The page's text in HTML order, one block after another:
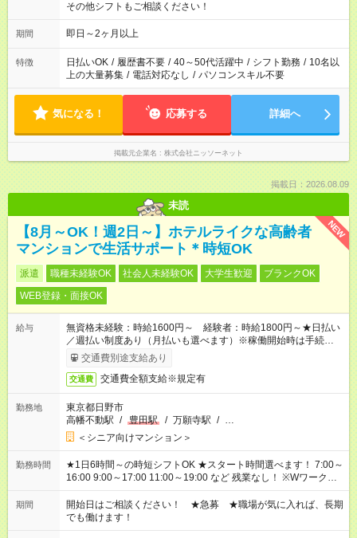
その他シフトもご相談ください！
期間 即日～2ヶ月以上
特徴 日払いOK / 履歴書不要 / 40～50代活躍中 / シフト勤務 / 10名以
上の大量募集 / 電話対応なし / パソコンスキル不要
気になる！ 応募する 詳細へ
掲載元企業名 株式会社ニッソーネット
掲載日：2026.08.09
未読
NEW
【8月～OK！週2日～】ホテルライクな高齢者
マンションで生活サポート＊時短OK
派遣 職種未経験OK 社会人未経験OK 大学生歓迎
ブランクOK
WEB登録・面接OK
給与
無資格未経験：時給1600円～ 経験者：時給1800円～★日払い
／週払い制度あり（月払いも選べます）※稼働開始時は手続き完
了次第のお支払いとなります。
交通費別途支給あり
交通費 交通費全額支給※規定有
勤務地
東京都日野市
高幡不動駅 / 豊田駅 / 万願寺駅 / …
＜シニア向けマンション＞
勤務時間
★1日6時間～の時短シフトOK ★スタート時間選べます！ 7:00～
16:00 9:00～17:00 11:00～19:00 など 残業なし！ ※Wワークの
場合、他のお仕事と合わせ週40時間超の就業はご案内できませ
ん ※法令に基づき、週20時間以上勤務は社会保険への加入対象
となります ※労働者派遣法（日雇い派遣の原則禁止）により、
短時間・短期間の就業はご案内が難しい場合があります
期間
開始日はご相談ください！ ★急募 ★職場が気に入れば、長期
でも働けます！